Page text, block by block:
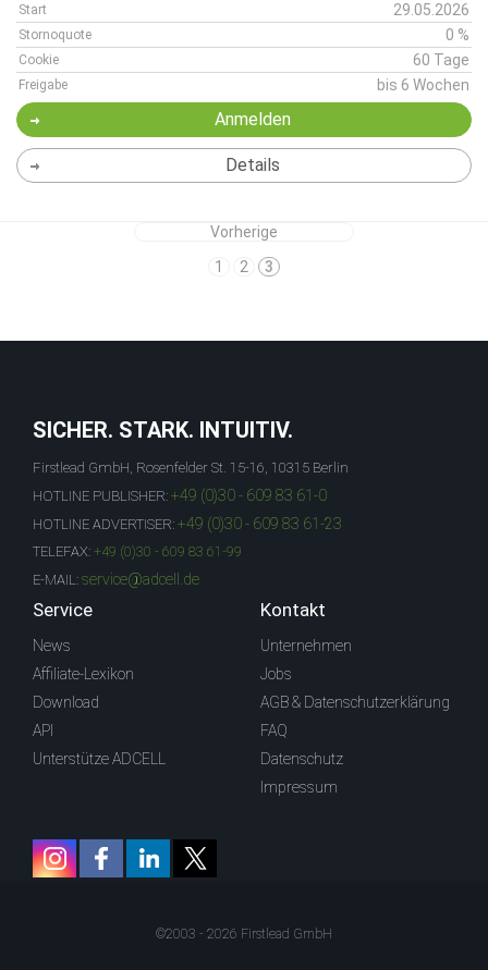
Start 29.05.2026
Stornoquote 0 %
Cookie 60 Tage
Freigabe bis 6 Wochen
Anmelden
Details
Vorherige
1
2 3
SICHER. STARK. INTUITIV.
Firstlead GmbH, Rosenfelder St. 15-16, 10315 Berlin
HOTLINE PUBLISHER: +49 (0)30 - 609 83 61-0
HOTLINE ADVERTISER: +49 (0)30 - 609 83 61-23
TELEFAX: +49 (0)30 - 609 83 61-99
E-MAIL: service@adcell.de
Service
News
Affiliate-Lexikon
Download
API
Unterstütze ADCELL
Kontakt
Unternehmen
Jobs
AGB & Datenschutzerklärung
FAQ
Datenschutz
Impressum
©2003 - 2026 Firstlead GmbH